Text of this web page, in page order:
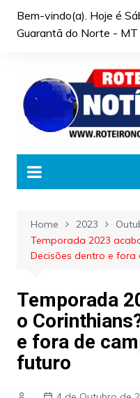
Bem-vindo(a). Hoje é
Guarantã do Norte - MT
Home 2023
Temporada 2023
Decisões dentro e
Temporada
o
e fora de
futuro